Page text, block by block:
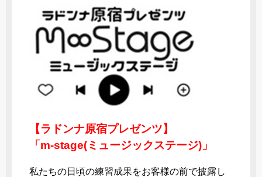
【ラドンナ原宿プレゼンツ】
「m-stage(ミュージックステージ)」
私たちの日頃の練習成果をお客様の前で披露し